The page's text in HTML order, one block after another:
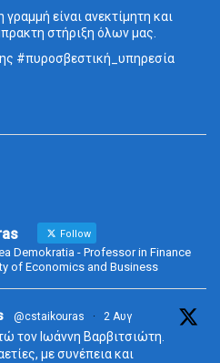
είναι ανεκτίμητη και
στήριξη όλων μας.
#πυροσβεστική_ υπηρεσία
Follow
Demokratia - Professor in Finance
of Economics and Business
@cstaikouras · 2 Αυγ
τον Ιωάννη Βαρβιτσιώτη.
με συνέπεια και